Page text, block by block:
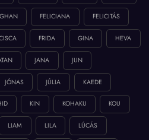
FELICIANA FELICITÁS
FRIDA GINA HEVA
JANA JUN
JÓNAS JÚLIA KAEDE
KIN KOHAKU KOU
LIAM LILA LÚCÁS